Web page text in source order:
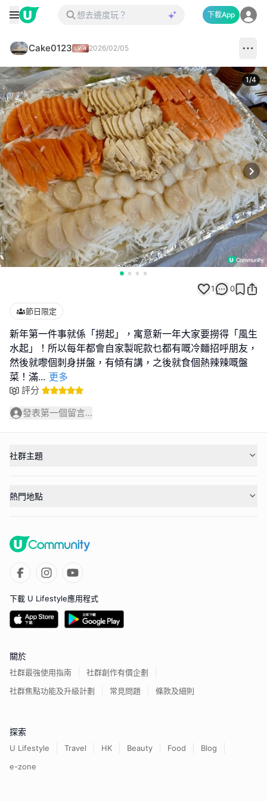
下載App
Cake0123 2026/02/05
1/4
1 0
節日限定
新年第一件事就係「撈起」，寓意新一年大家要撈得「風生
水起」！所以每年都會自家製呢款乜都有嘅冷麵招呼朋友，
然後就嚟個刺身拼盤，有傾有講，之後就食個熱辣辣嘅盤
菜！滿... 更多
評分
發表第一個留言...
社群主題
熱門地點
下載 U Lifestyle應用程式
關於
社群最強使用指南
社群創作有價企劃
社群焦點功能及升級計劃
常見問題 條款及細則
探索
U Lifestyle Travel HK Beauty Food
Blog
e-zone